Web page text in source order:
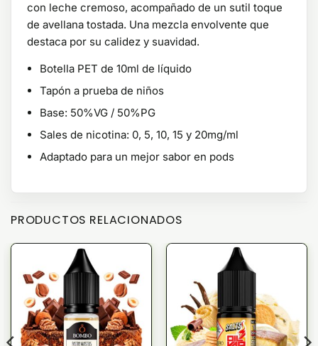
con leche cremoso, acompañado de un sutil toque
de avellana tostada. Una mezcla envolvente que
destaca por su calidez y suavidad.
Botella PET de 10ml de líquido
Tapón a prueba de niños
Base: 50%VG / 50%PG
Sales de nicotina: 0, 5, 10, 15 y 20mg/ml
Adaptado para un mejor sabor en pods
PRODUCTOS RELACIONADOS